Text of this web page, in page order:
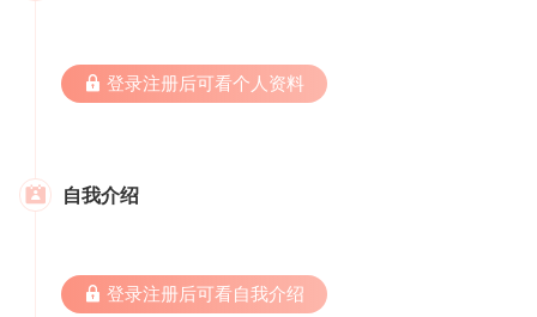
 登录注册后可看个人资料
 自我介绍
 登录注册后可看自我介绍